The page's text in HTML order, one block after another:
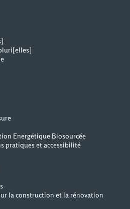
Energétique Biosourcée
pratiques et accessibilité
la construction et la rénovation